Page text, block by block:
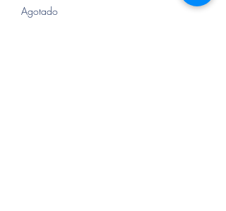
Agotado